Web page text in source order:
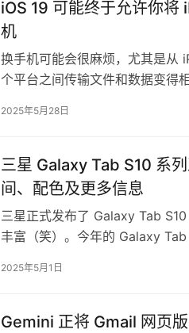
iOS 19 可能终于允许你
机
换手机可能会很麻烦，尤其是从
个平台之间传输文件和数据变得
上的服务。幸运的是，下一版
2025年5月28日
三星 Galaxy Tab S10 系
间、配色及更多信息
三星正式发布了 Galaxy Tab
丰富（笑）。今年的 Galaxy
2025年5月1日
Gemini 正将 Gmail 网页